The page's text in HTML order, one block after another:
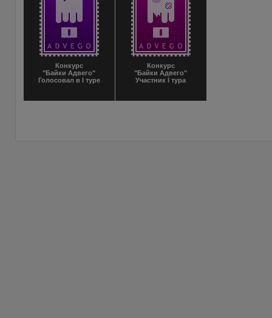
Конкурс
"Байки Адвего"
Голосовал в I туре
Конкурс
"Байки Адвего"
Участник I тура